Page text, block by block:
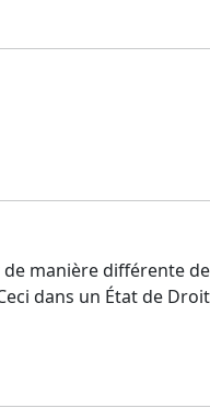
manière différente
dans un État de